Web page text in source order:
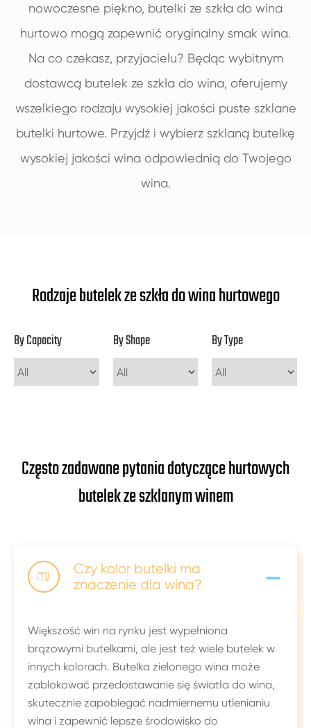
nowoczesne piękno, butelki ze szkła do wina
hurtowo mogą zapewnić oryginalny smak wina.
Na co czekasz, przyjacielu? Będąc wybitnym
dostawcą butelek ze szkła do wina, oferujemy
wszelkiego rodzaju wysokiej jakości puste szklane
butelki hurtowe. Przyjdź i wybierz szklaną butelkę
wysokiej jakości wina odpowiednią do Twojego
wina.
Rodzaje butelek ze szkła do wina hurtowego
By Capacity By Shape By Type
Często zadawane pytania dotyczące hurtowych
butelek ze szklanym winem

Czy kolor butelki ma
znaczenie dla wina?
-
Większość win na rynku jest wypełniona
brązowymi butelkami, ale jest też wiele butelek w
innych kolorach. Butelka zielonego wina może
zablokować przedostawanie się światła do wina,
skutecznie zapobiegać nadmiernemu utlenianiu
wina i zapewnić lepsze środowisko do